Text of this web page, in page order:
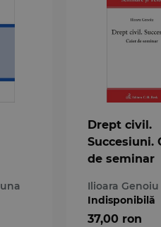
Drept civil.
Succesiuni.
de seminar
Ilioara Genoiu
Indisponibilă
37,00 ron